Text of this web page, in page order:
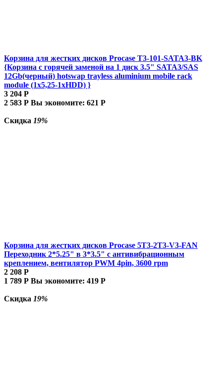
Корзина для жестких дисков Procase T3-101-SATA3-BK
{Корзина с горячей заменой на 1 диск 3.5" SATA3/SAS
12Gb(черный) hotswap trayless aluminium mobile rack
module (1x5,25-1xHDD) }
3 204 Р
2 583 Р Вы экономите: 621 Р
Скидка 19%
Корзина для жестких дисков Procase 5T3-2T3-V3-FAN
Переходник 2*5.25" в 3*3.5" с антивибрационным
креплением, вентилятор PWM 4pin, 3600 rpm
2 208 Р
1 789 Р Вы экономите: 419 Р
Скидка 19%